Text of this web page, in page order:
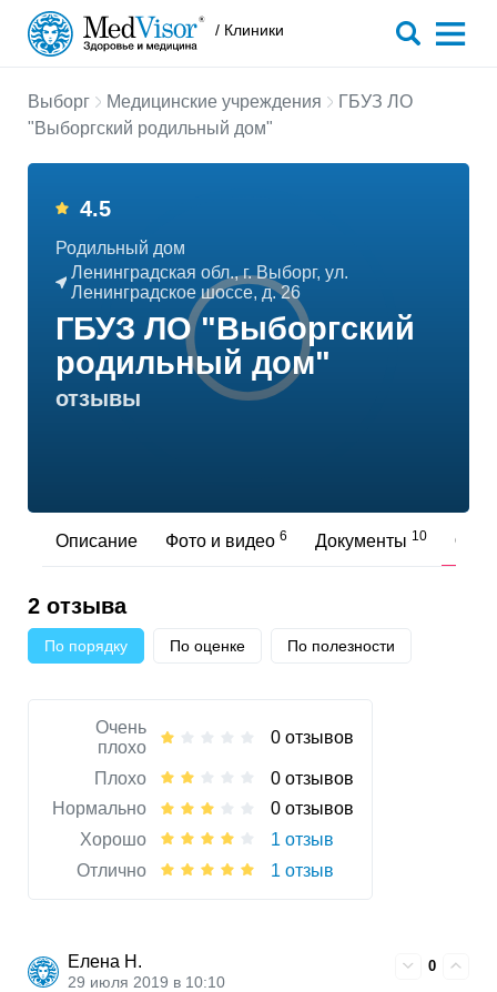
/ Клиники
Выборг Медицинские учреждения
ГБУЗ ЛО
"Выборгский родильный дом"
4.5
Родильный дом
Ленинградская обл., г. Выборг, ул.
Ленинградское шоссе, д. 26
ГБУЗ ЛО "Выборгский
родильный дом"
отзывы
Описание Фото и видео 6 Документы 10
2 отзыва
По порядку По оценке По полезности
Очень
плохо
0 отзывов
Плохо
0 отзывов
Нормально
0 отзывов
Хорошо
1 отзыв
Отлично
1 отзыв
Елена Н.
29 июля 2019 в 10:10
0